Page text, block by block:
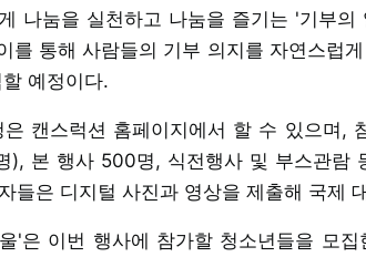
나눔을 실천하고 나눔을 즐기는 '기부의
를 통해 사람들의 기부 의지를 자연스럽
예정이다.
은 캔스럭션 홈페이지에서 할 수 있으며,
), 본 행사 500명, 식전행사 및 부스관람
들은 디지털 사진과 영상을 제출해 국제
'은 이번 행사에 참가할 청소년들을 모